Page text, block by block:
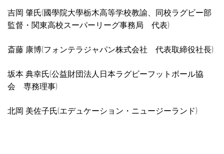
吉岡 肇氏(國學院大學栃木高等学校教諭、同校ラグビー部
監督・関東高校スーパーリーグ事務局 代表)
斎藤 康博(フォンテラジャパン株式会社 代表取締役社長)
坂本 典幸氏(公益財団法人日本ラグビーフットボール協
会 専務理事)
北岡 美佐子氏(エデュケーション・ニュージーランド)